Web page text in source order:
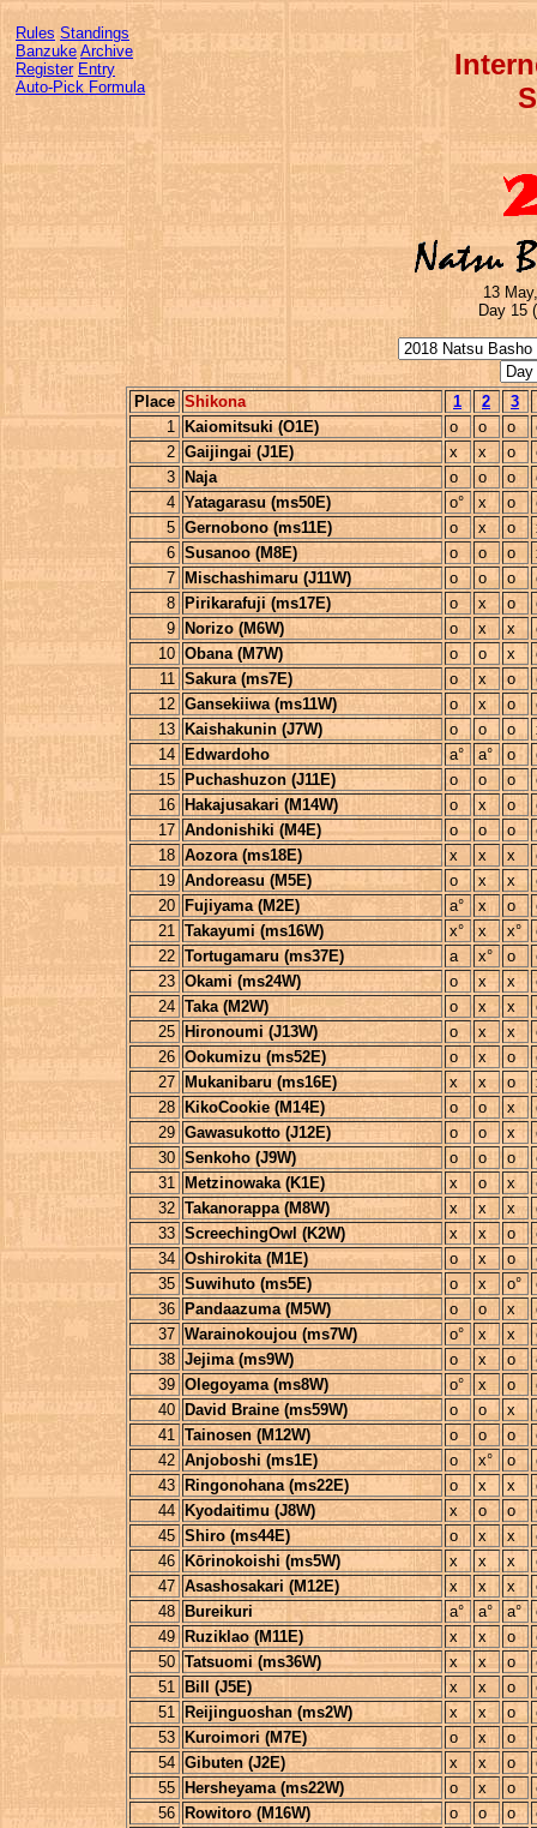
Rules Standings
Banzuke Archive
Register Entry
Auto-Pick Formula
13
Day 15
Place Shikona 1 2
3
1
Kaiomitsuki (O1E) o o o
2 Gaijingai (J1E) x x o
3
Naja o o o
4 Yatagarasu (ms50E) o° x o
5 Gernobono (ms11E) o x o
6 Susanoo (M8E) o o o
7
Mischashimaru (J11W) o o o
8
Pirikarafuji (ms17E) o x o
9
Norizo (M6W) o x x
10 Obana (M7W) o o x
11 Sakura (ms7E) o x o
12 Gansekiiwa (ms11W) o x o
13
Kaishakunin (J7W) o o o
14
Edwardoho a° a° o
15
Puchashuzon (J11E) o o o
16
Hakajusakari (M14W) o x o
17 Andonishiki (M4E) o o o
18 Aozora (ms18E) x x x
19 Andoreasu (M5E) o x x
20
Fujiyama (M2E) a° x o
21 Takayumi (ms16W) x° x x°
22 Tortugamaru (ms37E) a x° o
23 Okami (ms24W) o x x
24 Taka (M2W) o x x
25
Hironoumi (J13W) o x x
26 Ookumizu (ms52E) o x o
27
Mukanibaru (ms16E) x x o
28
KikoCookie (M14E) o o x
29 Gawasukotto (J12E) o o x
30 Senkoho (J9W) o o o
31
Metzinowaka (K1E) x o x
32 Takanorappa (M8W) x x x
33 ScreechingOwl (K2W) x x o
34 Oshirokita (M1E) o x o
35 Suwihuto (ms5E) o x o°
36
Pandaazuma (M5W) o o x
37 Warainokoujou (ms7W) o° x x
38 Jejima (ms9W) o x o
39 Olegoyama (ms8W) o° x o
40
David Braine (ms59W) o o x
41 Tainosen (M12W) o o o
42 Anjoboshi (ms1E) o x° o
43
Ringonohana (ms22E) o x x
44
Kyodaitimu (J8W) x o o
45 Shiro (ms44E) o x x
46
Kōrinokoishi (ms5W) x x x
47 Asashosakari (M12E) x x x
48
Bureikuri a° a° a°
49
Ruziklao (M11E) x x o
50 Tatsuomi (ms36W) x x o
51
Bill (J5E) x x o
51
Reijinguoshan (ms2W) x x o
53
Kuroimori (M7E) o x o
54 Gibuten (J2E) x x o
55
Hersheyama (ms22W) o x o
56
Rowitoro (M16W) o o o